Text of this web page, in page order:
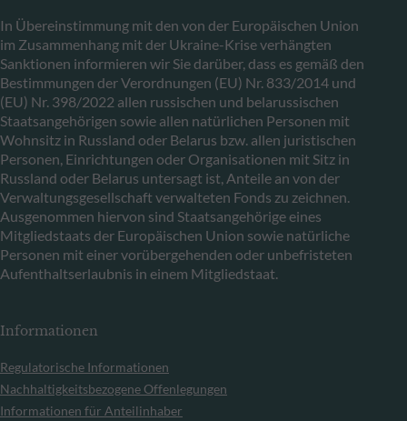
In Übereinstimmung mit den von der Europäischen Union
im Zusammenhang mit der Ukraine-Krise verhängten
Sanktionen informieren wir Sie darüber, dass es gemäß den
Bestimmungen der Verordnungen (EU) Nr. 833/2014 und
(EU) Nr. 398/2022 allen russischen und belarussischen
Staatsangehörigen sowie allen natürlichen Personen mit
Wohnsitz in Russland oder Belarus bzw. allen juristischen
Personen, Einrichtungen oder Organisationen mit Sitz in
Russland oder Belarus untersagt ist, Anteile an von der
Verwaltungsgesellschaft verwalteten Fonds zu zeichnen.
Ausgenommen hiervon sind Staatsangehörige eines
Mitgliedstaats der Europäischen Union sowie natürliche
Personen mit einer vorübergehenden oder unbefristeten
Aufenthaltserlaubnis in einem Mitgliedstaat.
Informationen
Regulatorische Informationen
Nachhaltigkeitsbezogene Offenlegungen
Informationen für Anteilinhaber